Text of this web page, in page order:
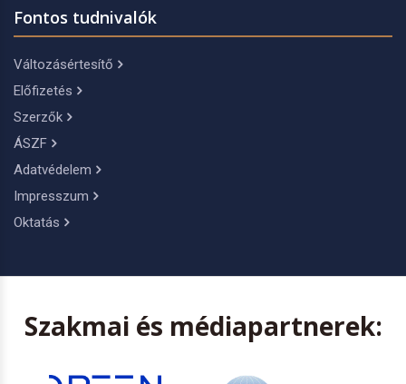
Fontos tudnivalók
Változásértesítő
Előfizetés
Szerzők
ÁSZF
Adatvédelem
Impresszum
Oktatás
Szakmai és médiapartnerek: